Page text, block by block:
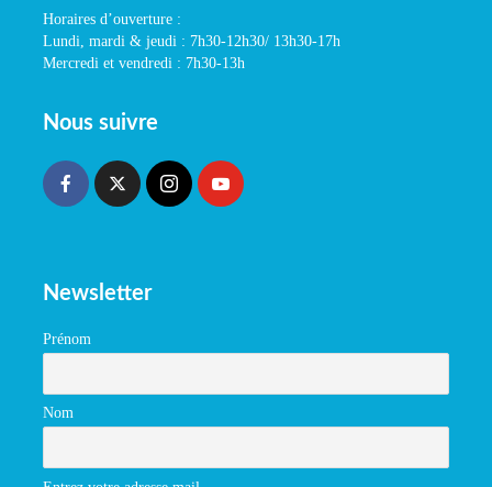
Horaires d’ouverture :
Lundi, mardi & jeudi : 7h30-12h30/ 13h30-17h
Mercredi et vendredi : 7h30-13h
Nous suivre
Newsletter
Prénom
Nom